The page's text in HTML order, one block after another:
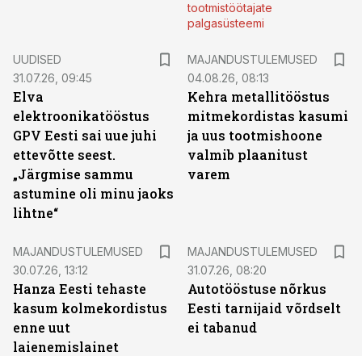
tootmistöötajate
palgasüsteemi
UUDISED
31.07.26, 09:45
Elva
elektroonikatööstus
GPV Eesti sai uue juhi
ettevõtte seest.
„Järgmise sammu
astumine oli minu jaoks
lihtne“
MAJANDUSTULEMUSED
04.08.26, 08:13
Kehra metallitööstus
mitmekordistas kasumi
ja uus tootmishoone
valmib plaanitust
varem
MAJANDUSTULEMUSED
30.07.26, 13:12
Hanza Eesti tehaste
kasum kolmekordistus
enne uut
laienemislainet
MAJANDUSTULEMUSED
31.07.26, 08:20
Autotööstuse nõrkus
Eesti tarnijaid võrdselt
ei tabanud